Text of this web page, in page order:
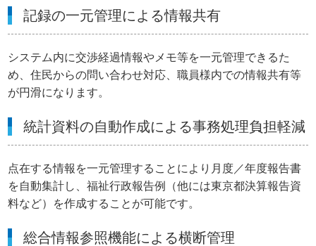
記録の一元管理による情報共有
システム内に交渉経過情報やメモ等を一元管理できるた
め、住民からの問い合わせ対応、職員様内での情報共有等
が円滑になります。
統計資料の自動作成による事務処理負担軽減
点在する情報を一元管理することにより月度／年度報告書
を自動集計し、福祉行政報告例（他には東京都決算報告資
料など）を作成することが可能です。
総合情報参照機能による横断管理